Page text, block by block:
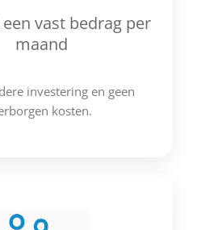
vast bedrag per
maand
investering en geen
kosten.